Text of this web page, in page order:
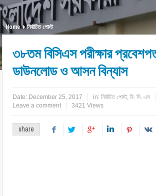
Home নির্বাচিত পোস্ট
৩৮তম বিসিএস পরীক্ষার
ডাউনলোড ও আসন বিন্যাস
Date: December 25, 2017 in:নির্বাচিত পোস্ট,বি. সি. এস
Leave a comment
3421 Views
share